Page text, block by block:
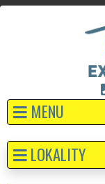
MENU
LOKALITY